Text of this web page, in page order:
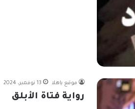
موقع ياهلا 13 نوفمبر، 2024
رواية فتاة الأبلق